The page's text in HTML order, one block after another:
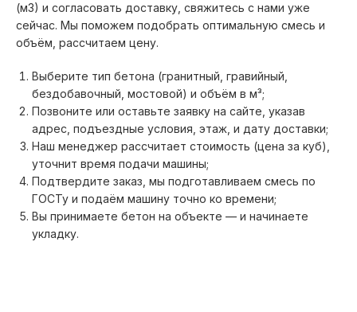
(м3) и согласовать доставку, свяжитесь с нами уже
сейчас. Мы поможем подобрать оптимальную смесь и
объём, рассчитаем цену.
Выберите тип бетона (гранитный, гравийный,
бездобавочный, мостовой) и объём в м³;
Позвоните или оставьте заявку на сайте, указав
адрес, подъездные условия, этаж, и дату доставки;
Наш менеджер рассчитает стоимость (цена за куб),
уточнит время подачи машины;
Подтвердите заказ, мы подготавливаем смесь по
ГОСТу и подаём машину точно ко времени;
Вы принимаете бетон на объекте — и начинаете
укладку.